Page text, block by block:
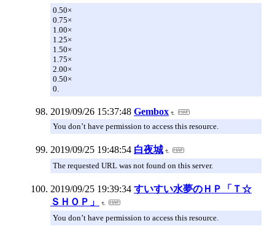
0.50×
0.75×
1.00×
1.25×
1.50×
1.75×
2.00×
0.50×
0.
2019/09/26 15:37:48 Gembox
You don’t have permission to access this resource.
2019/09/25 19:48:54 白夜城
The requested URL was not found on this server.
2019/09/25 19:39:34 すいすい水夢のＨＰ「Ｔ☆
ＳＨＯＰ」
You don’t have permission to access this resource.